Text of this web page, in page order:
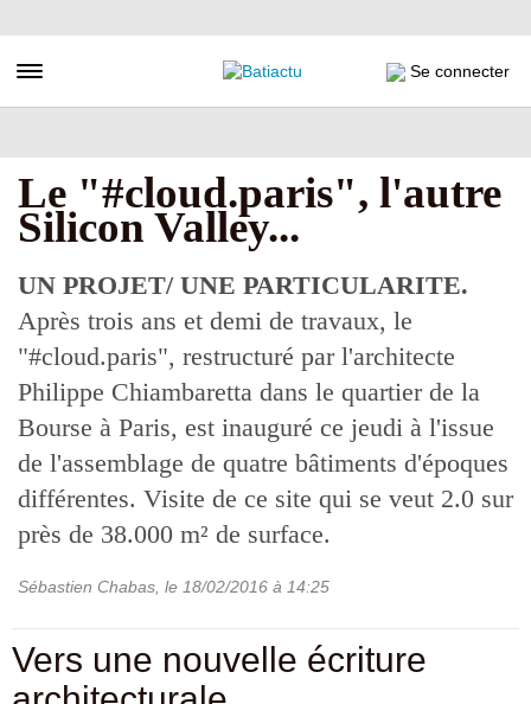
au
principal
Toggle navigation Se connecter
Le "#cloud.paris", l'autre
Silicon Valley...
UN PROJET/ UNE PARTICULARITE.
Après trois ans et demi de travaux, le
"#cloud.paris", restructuré par l'architecte
Philippe Chiambaretta dans le quartier de la
Bourse à Paris, est inauguré ce jeudi à l'issue
de l'assemblage de quatre bâtiments d'époques
différentes. Visite de ce site qui se veut 2.0 sur
près de 38.000 m² de surface.
Sébastien Chabas , le 18/02/2016 à 14:25
Vers une nouvelle écriture